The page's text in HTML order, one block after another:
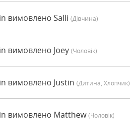
вимовлено Salli (дівчина)
вимовлено Joey (чоловік)
вимовлено Justin (дитина, Хлопчик)
вимовлено Matthew(чоловік)